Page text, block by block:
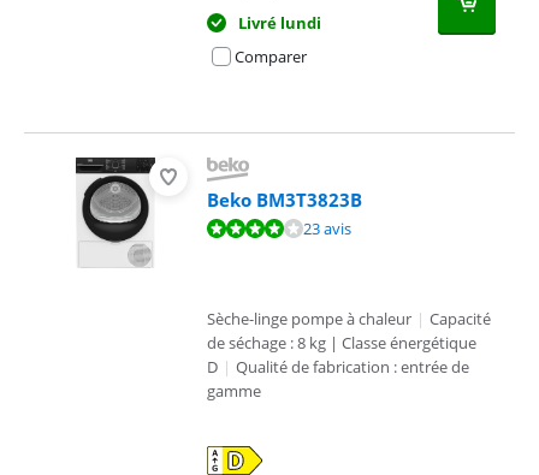
Livré lundi
Comparer
Beko BM3T3823B
La note est de 7,7 sur 10, basée sur 23 avis.23 avis
Sèche-linge pompe à chaleur | Capacité
de séchage : 8 kg | Classe énergétique
D | Qualité de fabrication : entrée de
gamme